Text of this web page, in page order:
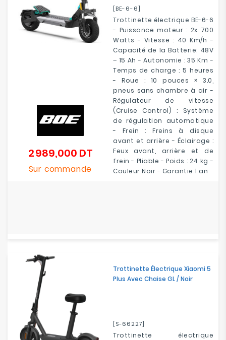
[BE-6-6]
Trottinette électrique BE-6-6
- Puissance moteur : 2x 700
Watts - Vitesse : 40 Km/h -
Capacité de la Batterie: 48V
– 15 Ah - Autonomie : 35 Km -
Temps de charge : 5 heures
- Roue : 10 pouces × 3.0,
pneus sans chambre à air -
Régulateur de vitesse
(Cruise Control) : Système
de régulation automatique
- Frein : Freins à disque
avant et arrière - Éclairage :
Feux avant, arrière et de
frein - Pliable - Poids : 24 kg -
Couleur Noir - Garantie 1 an
2 989,000 DTPrix
Sur commande
Trottinette Électrique Xiaomi 5
Plus Avec Chaise GL / Noir
[S-66227]
Trottinette électrique